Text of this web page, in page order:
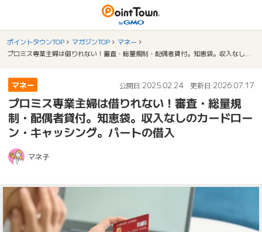
ポイントタウンTOP マガジンTOP
マネー
マネー 公開日:2025.02.24 更新日:2026.07.17
プロミス専業主婦は借りれない！審査・総量規
制・配偶者貸付。知恵袋。収入なしのカードロー
ン・キャッシング。パートの借入
マネ子